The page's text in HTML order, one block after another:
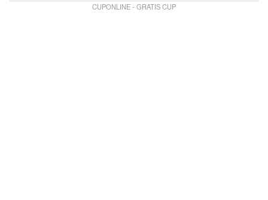
CUPONLINE - GRATIS CUP